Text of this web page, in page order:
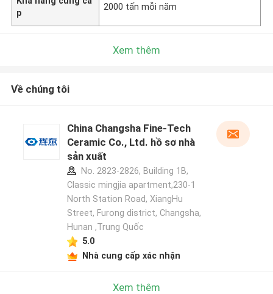
p
2000 tấn mỗi năm
Xem thêm
Về chúng tôi
China Changsha Fine-Tech
Ceramic Co., Ltd. hồ sơ nhà
sản xuất
No. 2823-2826, Building 1B,
Classic mingjia apartment,230-1
North Station Road, XiangHu
Street, Furong district, Changsha,
Hunan ,Trung Quốc
5.0
Nhà cung cấp xác nhận
Xem thêm